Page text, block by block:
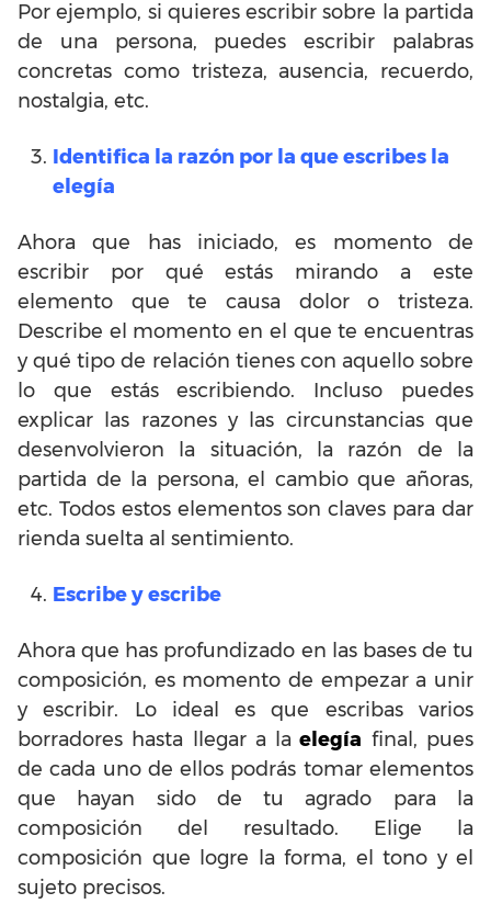
Por ejemplo, si quieres escribir sobre la partida
de una persona, puedes escribir palabras
concretas como tristeza, ausencia, recuerdo,
nostalgia, etc.
Identifica la razón por la que escribes la
elegía
Ahora que has iniciado, es momento de
escribir por qué estás mirando a este
elemento que te causa dolor o tristeza.
Describe el momento en el que te encuentras
y qué tipo de relación tienes con aquello sobre
lo que estás escribiendo. Incluso puedes
explicar las razones y las circunstancias que
desenvolvieron la situación, la razón de la
partida de la persona, el cambio que añoras,
etc. Todos estos elementos son claves para dar
rienda suelta al sentimiento.
Escribe y escribe
Ahora que has profundizado en las bases de tu
composición, es momento de empezar a unir
y escribir. Lo ideal es que escribas varios
borradores hasta llegar a la elegía final, pues
de cada uno de ellos podrás tomar elementos
que hayan sido de tu agrado para la
composición del resultado. Elige la
composición que logre la forma, el tono y el
sujeto precisos.